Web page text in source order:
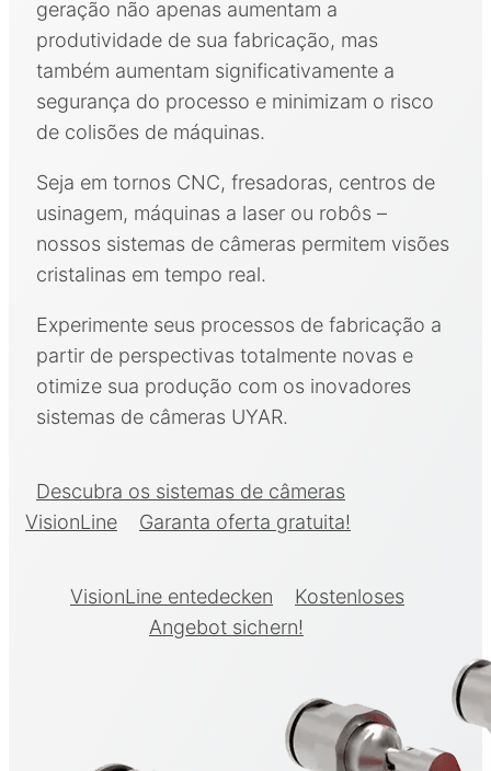
geração não apenas aumentam a
produtividade de sua fabricação, mas
também aumentam significativamente a
segurança do processo e minimizam o risco
de colisões de máquinas.
Seja em tornos CNC, fresadoras, centros de
usinagem, máquinas a laser ou robôs –
nossos sistemas de câmeras permitem visões
cristalinas em tempo real.
Experimente seus processos de fabricação a
partir de perspectivas totalmente novas e
otimize sua produção com os inovadores
sistemas de câmeras UYAR.
Descubra os sistemas de câmeras
VisionLine
Garanta oferta gratuita!
VisionLine entedecken
Kostenloses
Angebot sichern!